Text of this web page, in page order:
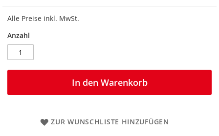
Alle Preise inkl. MwSt.
Anzahl
In den Warenkorb
ZUR WUNSCHLISTE HINZUFÜGEN